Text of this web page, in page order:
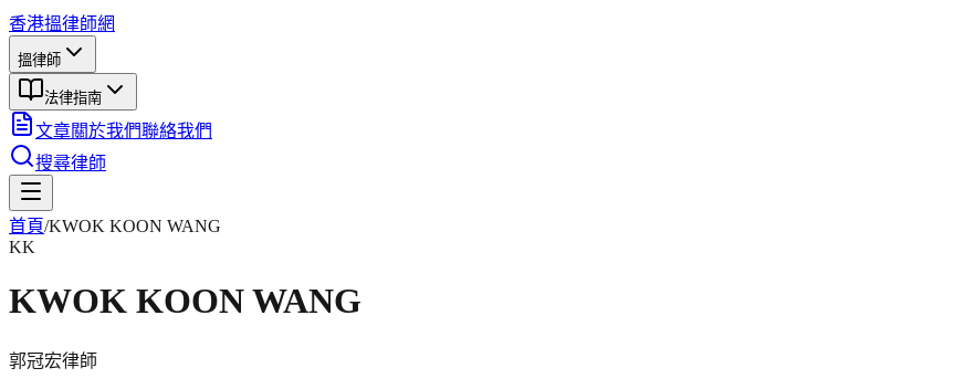
香港搵律師網
搵律師
法律指南
文章關於我們聯絡我們
搜尋律師
首頁/KWOK KOON WANG
KK
KWOK KOON WANG
郭冠宏律師